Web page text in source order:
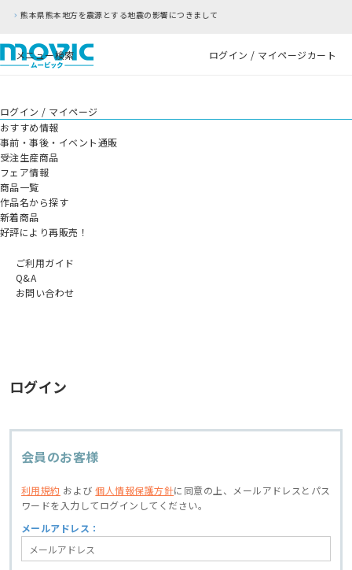
とする地震の影響につきまして
メニュー検索 ログイン / マイページカート
ログイン / マイページ
おすすめ情報
事前・事後・イベント通販
受注生産商品
フェア情報
商品一覧
作品名から探す
新着商品
好評により再販売！
ご利用ガイド
Q&A
お問い合わせ
ログイン
会員のお客様
利用規約 および個人情報保護方針に同意の上、
メールアドレスとパス
ワードを入力してログインしてください。
メールアドレス：